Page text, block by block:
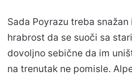
Sada Poyrazu treba
hrabrost da se suoči sa
dovoljno sebične da im
na trenutak ne pomisle.